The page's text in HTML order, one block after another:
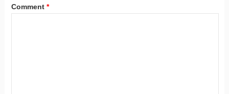
Comment *